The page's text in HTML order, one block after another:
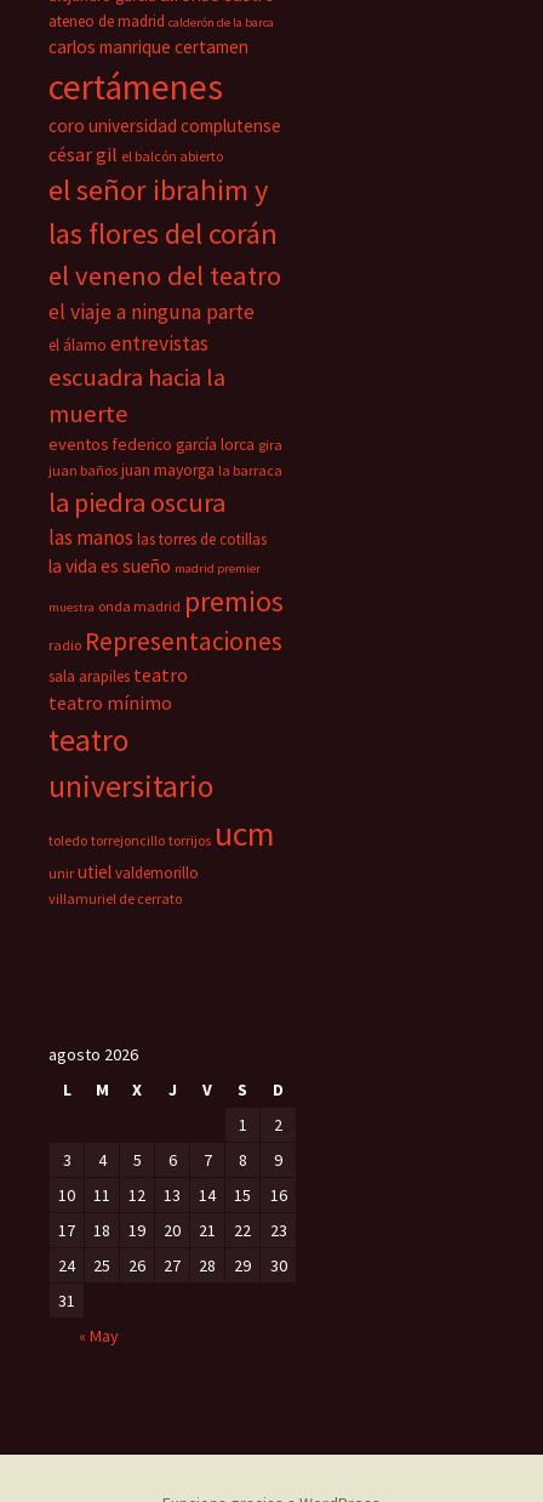
ateneo de madrid calderón de la barca
carlos manrique certamen
certámenes
coro universidad complutense
césar gil el balcón abierto
el señor ibrahim y
las flores del corán
el veneno del teatro
el viaje a ninguna parte
el álamo entrevistas
escuadra hacia la
muerte
eventos federico garcía lorca gira
juan baños juan mayorga la barraca
la piedra oscura
las manos las torres de cotillas
la vida es sueño madrid premier
muestra onda madrid premios
radio Representaciones
sala arapiles teatro
teatro mínimo
teatro
universitario
toledo torrejoncillo torrijos ucm
unir utielvaldemorillo
villamuriel de cerrato
agosto 2026
L
M X J V S
D
1
2
3
4 5 6 7 8
9
10
11 12 13 14 15
16
17
18 19 20 21 22
23
24
25 26 27 28 29
30
31
« May